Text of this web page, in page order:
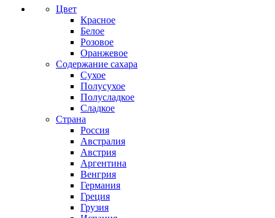
Цвет
Красное
Белое
Розовое
Оранжевое
Содержание сахара
Сухое
Полусухое
Полусладкое
Сладкое
Страна
Россия
Австралия
Австрия
Аргентина
Венгрия
Германия
Греция
Грузия